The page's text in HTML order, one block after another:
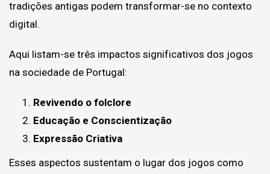
tradições antigas podem transformar-se no contexto
digital.
Aqui listam-se três impactos significativos dos jogos
na sociedade de Portugal:
Revivendo o folclore
Educação e Conscientização
Expressão Criativa
Esses aspectos sustentam o lugar dos jogos como